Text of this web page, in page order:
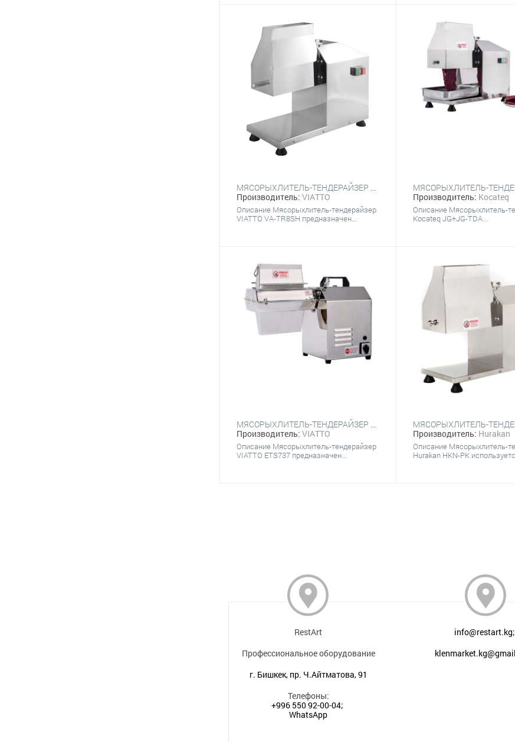
МЯСОРЫХЛИТЕЛЬ-ТЕНДЕРАЙЗЕР VIATTO VA-TR8SH
Производитель: VIATTO
Описание Мясорыхлитель-тендерайзер
VIATTO VA-TR8SH предназначен...
Производитель: Kocateq
Описание Мясорыхлитель-
Kocateq JG+JG-TDA...
МЯСОРЫХЛИТЕЛЬ-ТЕНДЕРАЙЗЕР VIATTO ETS737
Производитель: VIATTO
Описание Мясорыхлитель-тендерайзер
VIATTO ETS737 предназначен...
Производитель: Hurakan
Описание Мясорыхлитель-
Hurakan HKN-PK
RestArt
Профессиональное оборудование
г. Бишкек, пр. Ч.Айтматова, 91
Телефоны:
+996 550 92-00-04;
WhatsApp
info@restart.kg;